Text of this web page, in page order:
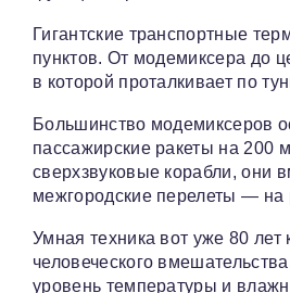
Гигантские транспортные
пунктов. От модемиксера до
в которой проталкивает по
Большинство модемиксеров
пассажирские ракеты на 200
сверхзвуковые корабли, они
межгородские перелеты —
Умная техника вот уже 80 лет
человеческого
уровень температуры и